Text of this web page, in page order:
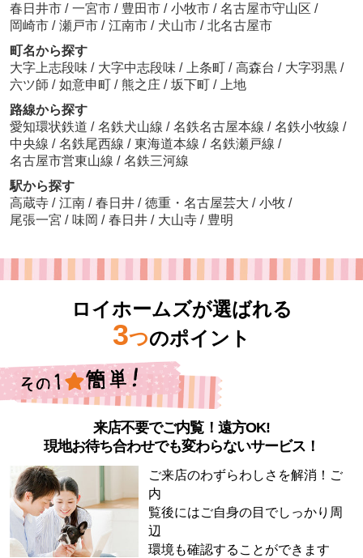
春日井市 / 一宮市 / 豊田市 / 小牧市 / 名古屋市守山区 /
岡崎市 / 瀬戸市 / 江南市 / 犬山市 / 北名古屋市
町名から探す
大字上志段味 / 大字中志段味 / 上条町 / 高森台 / 大字羽黒 /
六ツ師 / 如意申町 / 熊之庄 / 坂下町 /
上地
路線から探す
愛知環状鉄道 / 名鉄犬山線 / 名鉄名古屋本線 / 名鉄小牧線 /
中央線 / 名鉄尾西線 / 東海道本線 / 名鉄瀬戸線 /
名古屋市営東山線 / 名鉄三河線
駅から探す
高蔵寺 / 江南 / 春日井 / 徳重・名古屋芸大 / 小牧 /
尾張一宮 / 味岡 / 春日井 / 大山寺 / 豊明
ロイホームズが選ばれる
3つのポイント
来店不要でご内覧！遠方OK!
現地お待ち合わせでも変わらないサービス！
ご来店のわずらわしさを解消！ご
内
覧後にはご自身の目でしっかり周
辺
環境も確認することができます